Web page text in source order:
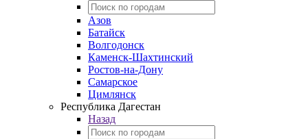
Азов
Батайск
Волгодонск
Каменск-Шахтинский
Ростов-на-Дону
Самарское
Цимлянск
Республика Дагестан
Назад